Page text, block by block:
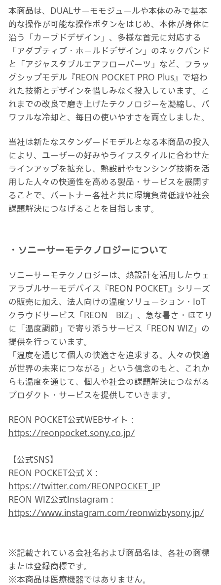
本商品は、DUALサーモモジュールや本体のみで基本
的な操作が可能な操作ボタンをはじめ、本体が身体に
沿う「カーブドデザイン」、多様な首元に対応する
「アダプティブ・ホールドデザイン」のネックバンド
と「アジャスタブルエアフローパーツ」など、フラッ
グシップモデル『REON POCKET PRO Plus』で培わ
れた技術とデザインを惜しみなく投入しています。こ
れまでの改良で磨き上げたテクノロジーを凝縮し、パ
ワフルな冷却と、毎日の使いやすさを両立しました。
当社は新たなスタンダードモデルとなる本商品の投入
により、ユーザーの好みやライフスタイルに合わせた
ラインアップを拡充し、熱設計やセンシング技術を活
用した人々の快適性を高める製品・サービスを展開す
ることで、パートナー各社と共に環境負荷低減や社会
課題解決につなげることを目指します。
・ソニーサーモテクノロジーについて
ソニーサーモテクノロジーは、熱設計を活用したウェ
アラブルサーモデバイス『REON POCKET』シリーズ
の販売に加え、法人向けの温度ソリューション・IoT
クラウドサービス「REON BIZ」、急な暑さ・ほてり
に「温度調節」で寄り添うサービス「REON WIZ」の
提供を行っています。
「温度を通じて個人の快適さを追求する。人々の快適
が世界の未来につながる」という信念のもと、これか
らも温度を通じて、個人や社会の課題解決につながる
プロダクト・サービスを提供していきます。
REON POCKET公式WEBサイト：
https://reonpocket.sony.co.jp/
【公式SNS】
REON POCKET公式 X：
https://twitter.com/REONPOCKET_JP
REON WIZ公式Instagram：
https://www.instagram.com/reonwizbysony.jp/
※記載されている会社名および商品名は、各社の商標
または登録商標です。
※本商品は医療機器ではありません。